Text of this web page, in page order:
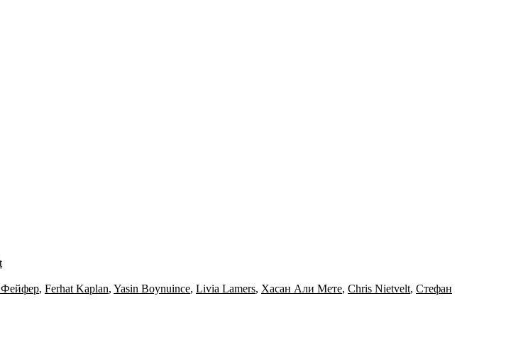
, Ferhat Kaplan, Yasin Boynuince, Livia Lamers, Хасан Али Мете, Chris Nietvelt, Стефан